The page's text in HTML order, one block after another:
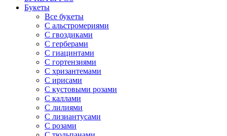
Букеты
Все букеты
С альстромериями
С гвоздиками
С герберами
С гиацинтами
С гортензиями
С хризантемами
С ирисами
С кустовыми розами
С каллами
С лилиями
С лизиантусами
С розами